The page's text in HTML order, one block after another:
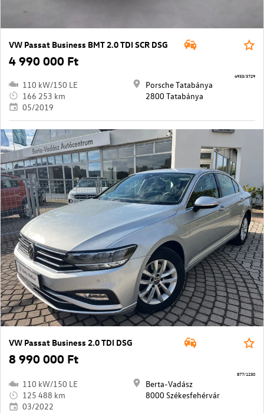
VW Passat Business BMT 2.0 TDI SCR DSG
4 990 000 Ft
110 kW/150 LE
166 253 km
05/2019
Porsche Tatabánya
2800 Tatabánya
4933/3729
VW Passat Business 2.0 TDI DSG
8 990 000 Ft
110 kW/150 LE
125 488 km
03/2022
Berta-Vadász
8000 Székesfehérvár
877/1230